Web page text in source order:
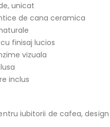
unicat
de cana ceramica
finisaj lucios
vizuala
inclus
iubitorii de cafea,